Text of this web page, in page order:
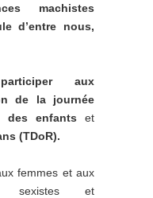
machistes
d’entre nous,
participer aux
de la journée
des enfants et
(TDoR).
femmes et aux
sexistes et